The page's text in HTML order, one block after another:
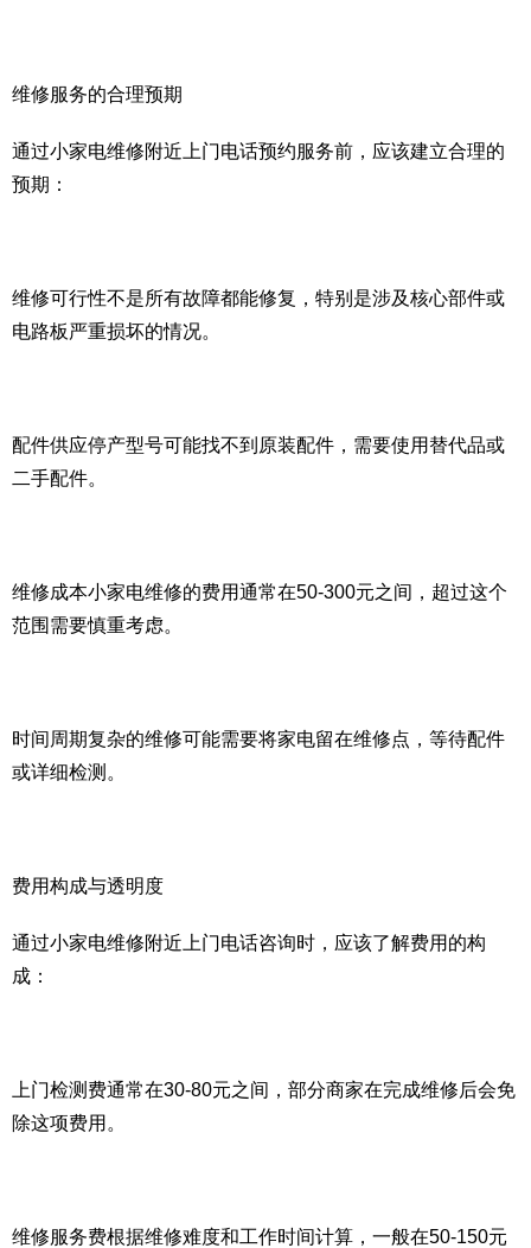
维修服务的合理预期
通过小家电维修附近上门电话预约服务前，应该建立合理的
预期：
维修可行性不是所有故障都能修复，特别是涉及核心部件或
电路板严重损坏的情况。
配件供应停产型号可能找不到原装配件，需要使用替代品或
二手配件。
维修成本小家电维修的费用通常在50-300元之间，超过这个
范围需要慎重考虑。
时间周期复杂的维修可能需要将家电留在维修点，等待配件
或详细检测。
费用构成与透明度
通过小家电维修附近上门电话咨询时，应该了解费用的构
成：
上门检测费通常在30-80元之间，部分商家在完成维修后会免
除这项费用。
维修服务费根据维修难度和工作时间计算，一般在50-150元